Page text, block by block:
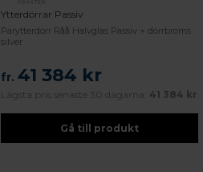
Ytterdörrar Passiv
Parytterdörr Råå Halvglas Passiv + dörrbroms
silver
fr. 41 384 kr
Lägsta pris senaste 30 dagarna: 41 384 kr
Gå till produkt